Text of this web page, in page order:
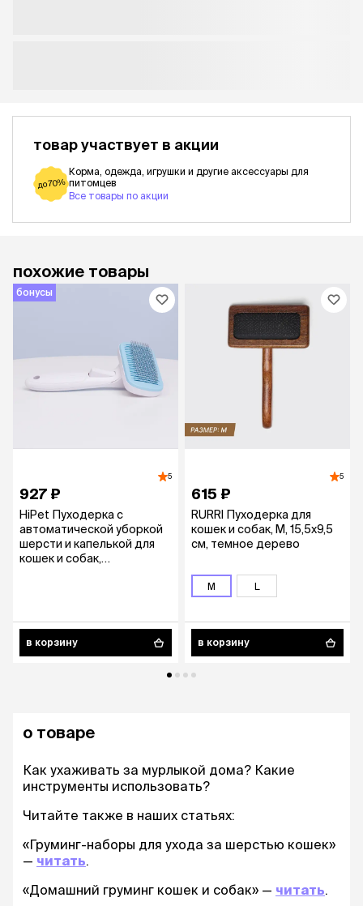
товар участвует в акции
до 70%
Корма, одежда, игрушки и другие аксессуары для
питомцев
Все товары по акции
похожие товары
бонусы
5
927 ₽
HiPet Пуходерка с
автоматической уборкой
шерсти и капелькой для
кошек и собак,
в корзину
5
615 ₽
RURRI Пуходерка для
кошек и собак, M, 15,5х9,5
см, темное дерево
M L
в корзину
о товаре
Как ухаживать за мурлыкой дома? Какие
инструменты использовать?
Читайте также в наших статьях:
«Груминг-наборы для ухода за шерстью кошек»
— читать.
«Домашний груминг кошек и собак» — читать.